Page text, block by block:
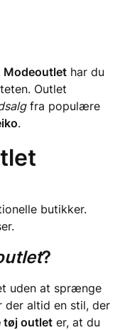
Modeoutlet har du
Outlet
fra populære
.
butikker.
?
uden at sprænge
der altid en stil, der
tøj outlet er, at du